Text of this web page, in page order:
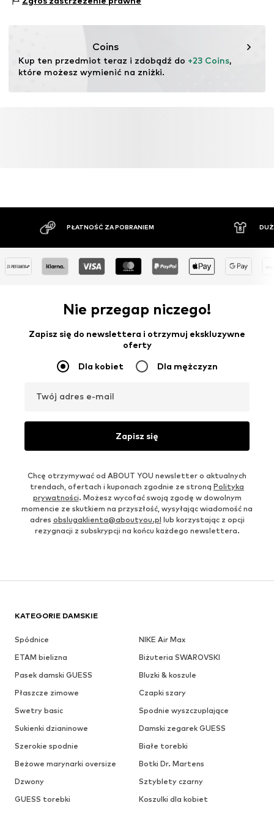
Nie wybielać
1831 Diegem
Coins
Kup ten przedmiot teraz i zdobądź do +23 Coins,
które możesz wymienić na zniżki.
PŁATNOŚĆ ZA POBRANIEM
Nie przegap niczego!
Zapisz się do newslettera i otrzymuj ekskluzywne
oferty
Dla kobiet Dla mężczyzn
Twój adres e-mail
Zapisz się
Chcę otrzymywać od ABOUT YOU newsletter o aktualnych
trendach, ofertach i kuponach zgodnie ze stroną Polityka
prywatności. Możesz wycofać swoją zgodę w dowolnym
momencie ze skutkiem na przyszłość, wysyłając wiadomość na
adres obslugaklienta@aboutyou.pl lub korzystając z opcji
rezygnacji z subskrypcji na końcu każdego newslettera.
KATEGORIE DAMSKIE
Spódnice
NIKE Air Max
ETAM bielizna
Biżuteria SWAROVSKI
Pasek damski GUESS
Bluzki & koszule
Płaszcze zimowe
Czapki szary
Swetry basic
Spodnie wyszczuplające
Sukienki dzianinowe
Damski zegarek GUESS
Szerokie spodnie
Białe torebki
Beżowe marynarki oversize
Botki Dr. Martens
Dzwony
Sztyblety czarny
GUESS torebki
Koszulki dla kobiet